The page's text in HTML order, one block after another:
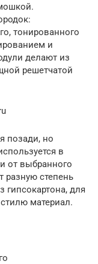
тонированного
и
делают из
решетчатой
позади, но
в
от выбранного
разную степень
гипсокартона, для
материал.